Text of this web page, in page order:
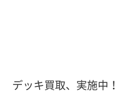
デッキ買取、実施中！